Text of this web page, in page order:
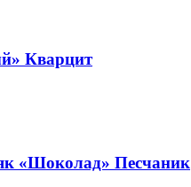
Кварцит
«Шоколад» Песчаник